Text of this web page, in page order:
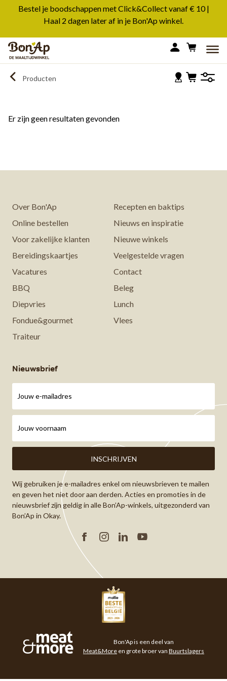
Overslaan
de
inhoud
gaan
Bestel je boodschappen met Click&Collect vanaf € 10 |
Haal 2 dagen later af in je Bon'Ap winkel.
Producten
Er zijn geen resultaten gevonden
Over Bon'Ap
Recepten en baktips
Online bestellen
Nieuws en inspiratie
Voor zakelijke klanten
Nieuwe winkels
Bereidingskaartjes
Veelgestelde vragen
Vacatures
Contact
BBQ
Beleg
Diepvries
Lunch
Fondue&gourmet
Vlees
Traiteur
Nieuwsbrief
Wij gebruiken je e-mailadres enkel om nieuwsbrieven te mailen
en geven het niet door aan derden. Acties en promoties in de
nieuwsbrief zijn geldig in alle Bon’Ap-winkels, uitgezonderd van
Bon’Ap in Okay.
FacebookInstagram
Linkedin
Bon'Ap is een deel van
Meat&More en grote broer van Buurtslagers